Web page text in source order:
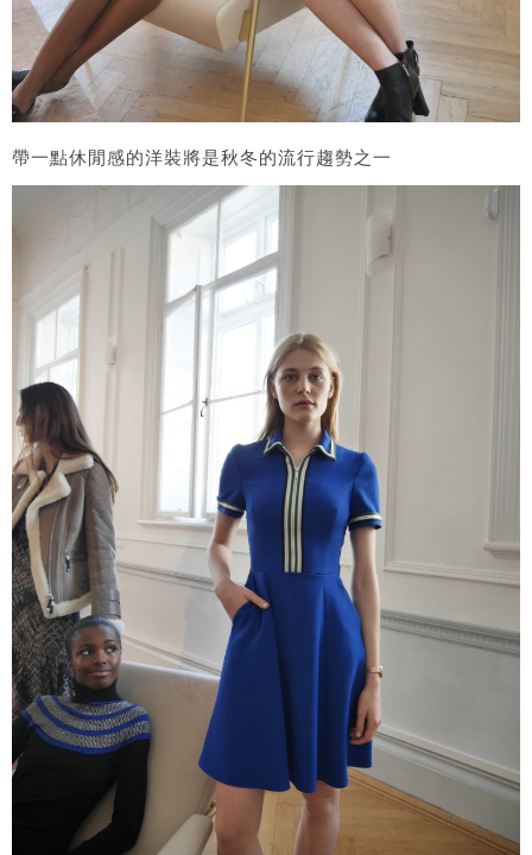
帶一點休閒感的洋裝將是秋冬的流行趨勢之一